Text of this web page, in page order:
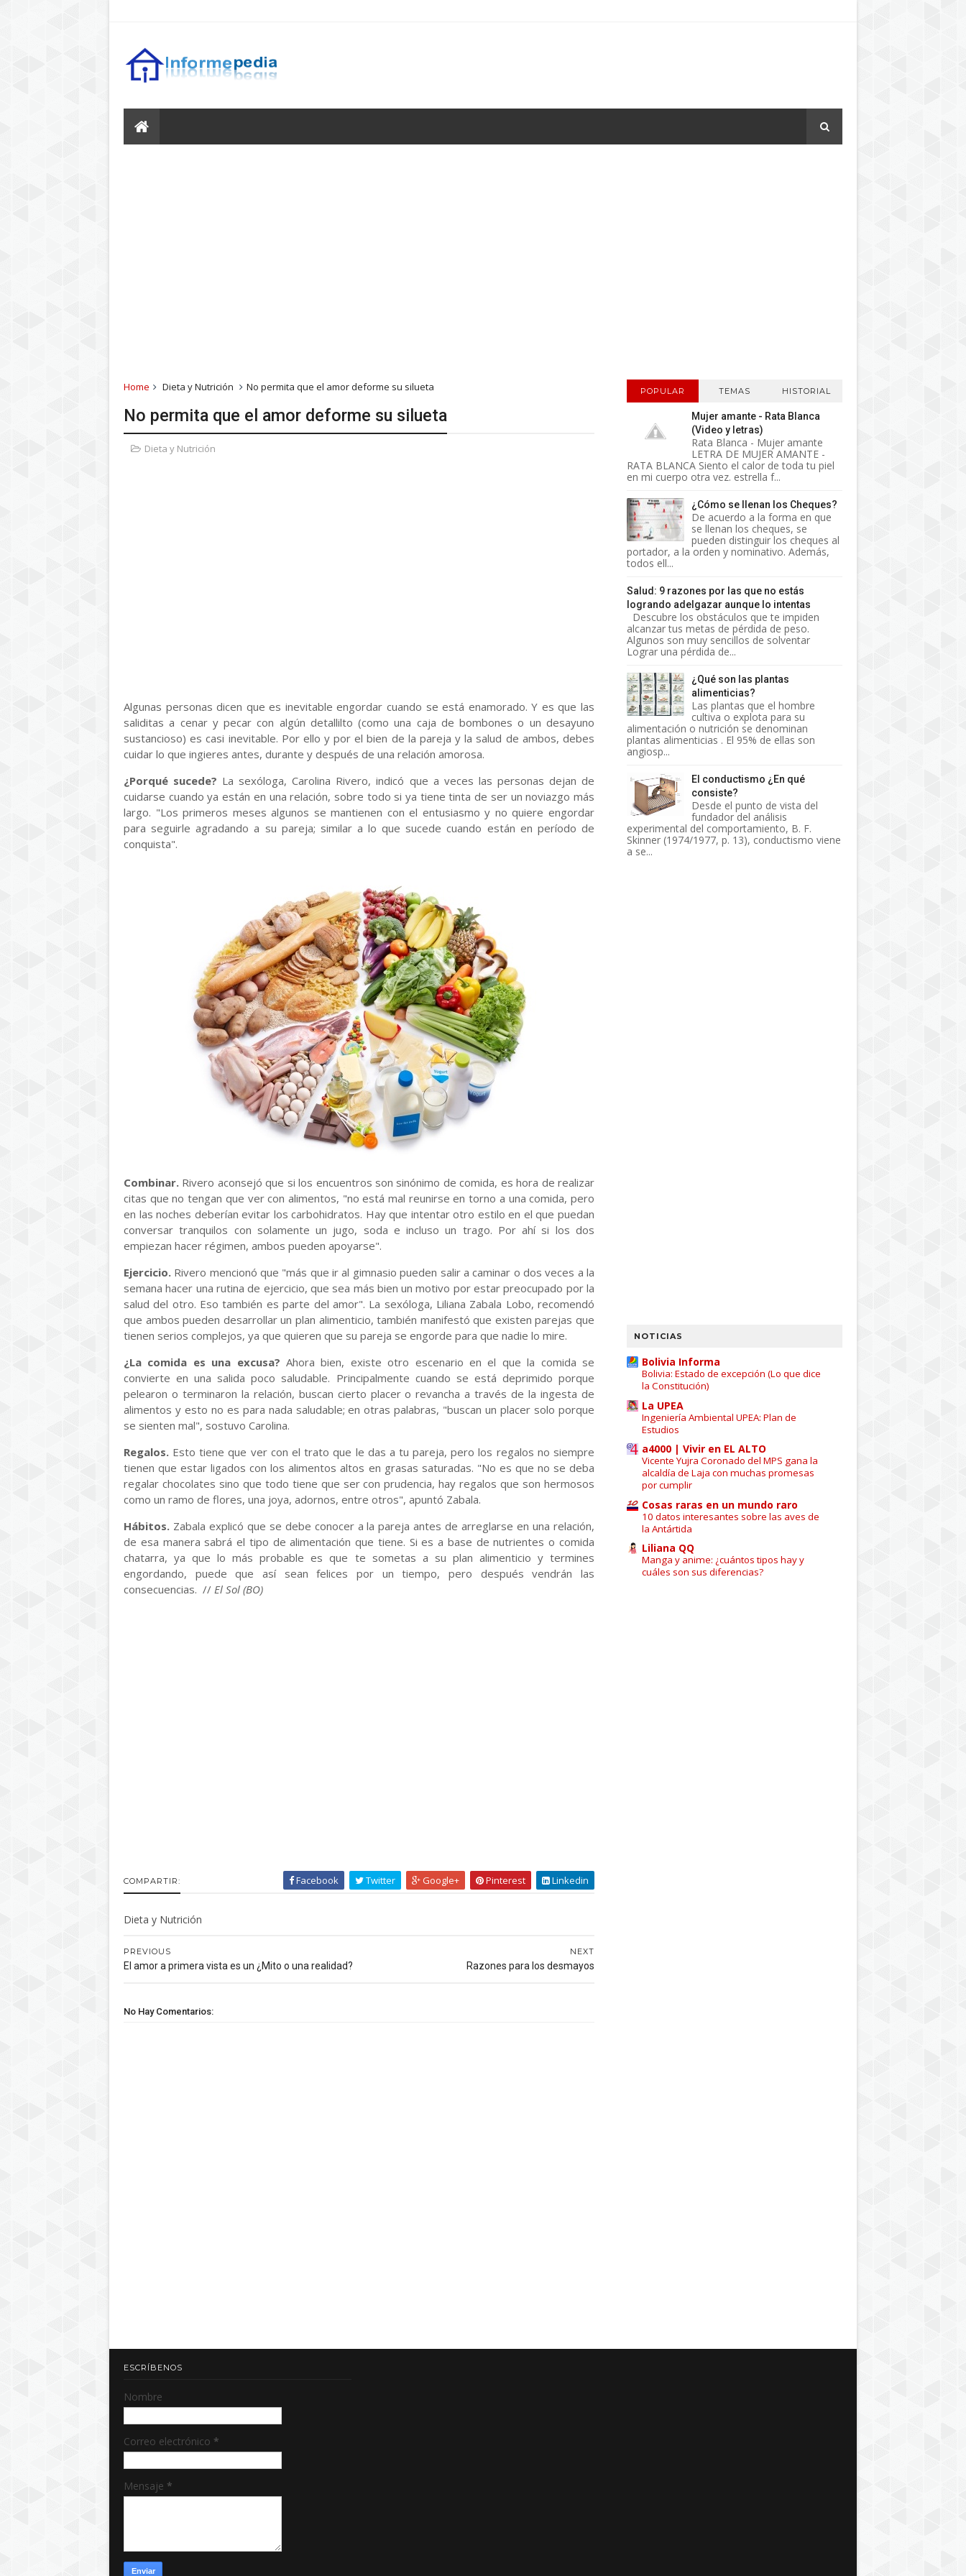
Home Dieta y Nutrición No permita que el amor deforme su silueta
No permita que el amor deforme su silueta
Dieta y Nutrición
Algunas personas dicen que es inevitable engordar cuando se está enamorado. Y es que las
saliditas a cenar y pecar con algún detallilto (como una caja de bombones o un desayuno
sustancioso) es casi inevitable. Por ello y por el bien de la pareja y la salud de ambos, debes
cuidar lo que ingieres antes, durante y después de una relación amorosa.
¿Porqué sucede? La sexóloga, Carolina Rivero, indicó que a veces las personas dejan de
cuidarse cuando ya están en una relación, sobre todo si ya tiene tinta de ser un noviazgo más
largo. "Los primeros meses algunos se mantienen con el entusiasmo y no quiere engordar
para seguirle agradando a su pareja; similar a lo que sucede cuando están en período de
conquista".
Combinar. Rivero aconsejó que si los encuentros son sinónimo de comida, es hora de realizar
citas que no tengan que ver con alimentos, "no está mal reunirse en torno a una comida, pero
en las noches deberían evitar los carbohidratos. Hay que intentar otro estilo en el que puedan
conversar tranquilos con solamente un jugo, soda e incluso un trago. Por ahí si los dos
empiezan hacer régimen, ambos pueden apoyarse".
Ejercicio. Rivero mencionó que "más que ir al gimnasio pueden salir a caminar o dos veces a la
semana hacer una rutina de ejercicio, que sea más bien un motivo por estar preocupado por la
salud del otro. Eso también es parte del amor". La sexóloga, Liliana Zabala Lobo, recomendó
que ambos pueden desarrollar un plan alimenticio, también manifestó que existen parejas que
tienen serios complejos, ya que quieren que su pareja se engorde para que nadie lo mire.
¿La comida es una excusa? Ahora bien, existe otro escenario en el que la comida se
convierte en una salida poco saludable. Principalmente cuando se está deprimido porque
pelearon o terminaron la relación, buscan cierto placer o revancha a través de la ingesta de
alimentos y esto no es para nada saludable; en otras palabras, "buscan un placer solo porque
se sienten mal", sostuvo Carolina.
Regalos. Esto tiene que ver con el trato que le das a tu pareja, pero los regalos no siempre
tienen que estar ligados con los alimentos altos en grasas saturadas. "No es que no se deba
regalar chocolates sino que todo tiene que ser con prudencia, hay regalos que son hermosos
como un ramo de flores, una joya, adornos, entre otros", apuntó Zabala.
Hábitos. Zabala explicó que se debe conocer a la pareja antes de arreglarse en una relación,
de esa manera sabrá el tipo de alimentación que tiene. Si es a base de nutrientes o comida
chatarra, ya que lo más probable es que te sometas a su plan alimenticio y termines
engordando, puede que así sean felices por un tiempo, pero después vendrán las
consecuencias. // El Sol (BO)
COMPARTIR: Facebook Twitter Google+ Pinterest Linkedin
Dieta y Nutrición
NEXT
Razones para los desmayos
PREVIOUS
El amor a primera vista es un ¿Mito o una realidad?
No Hay Comentarios:
POPULAR TEMAS HISTORIAL
Mujer amante - Rata Blanca
(Video y letras)
Rata Blanca - Mujer amante
LETRA DE MUJER AMANTE -
RATA BLANCA Siento el calor de toda tu piel
en mi cuerpo otra vez. estrella f...
¿Cómo se llenan los Cheques?
De acuerdo a la forma en que
se llenan los cheques, se
pueden distinguir los cheques al
portador, a la orden y nominativo. Además,
todos ell...
Salud: 9 razones por las que no estás
logrando adelgazar aunque lo intentas
Descubre los obstáculos que te impiden
alcanzar tus metas de pérdida de peso.
Algunos son muy sencillos de solventar
Lograr una pérdida de...
¿Qué son las plantas
alimenticias?
Las plantas que el hombre
cultiva o explota para su
alimentación o nutrición se denominan
plantas alimenticias . El 95% de ellas son
angiosp...
El conductismo ¿En qué
consiste?
Desde el punto de vista del
fundador del análisis
experimental del comportamiento, B. F.
Skinner (1974/1977, p. 13), conductismo viene
a se...
NOTICIAS
Bolivia Informa
Bolivia: Estado de excepción (Lo que dice
la Constitución)
La UPEA
Ingeniería Ambiental UPEA: Plan de
Estudios
a4000 | Vivir en EL ALTO
Vicente Yujra Coronado del MPS gana la
alcaldía de Laja con muchas promesas
por cumplir
Cosas raras en un mundo raro
10 datos interesantes sobre las aves de
la Antártida
Liliana QQ
Manga y anime: ¿cuántos tipos hay y
cuáles son sus diferencias?
ESCRÍBENOS
Nombre
Correo electrónico *
Mensaje *